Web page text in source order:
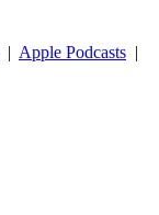
| Apple Podcasts |